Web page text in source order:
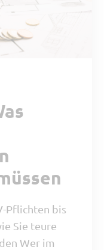
Pflichten bis
Sie teure
Wer im